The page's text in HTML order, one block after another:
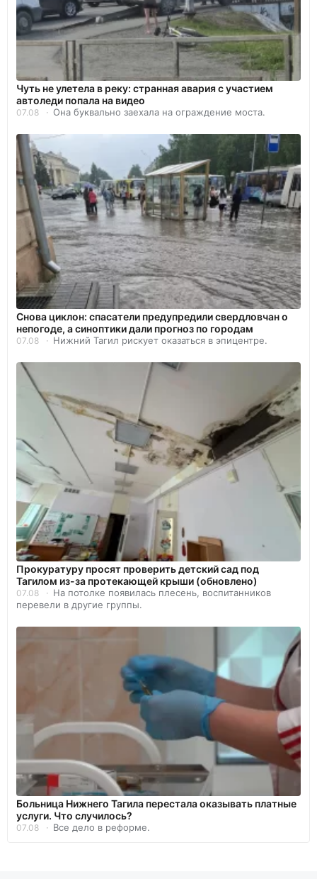
Чуть не улетела в реку: странная авария с участием
автоледи попала на видео
07.08 Она буквально заехала на ограждение моста.
Снова циклон: спасатели предупредили свердловчан о
непогоде, а синоптики дали прогноз по городам
07.08 Нижний Тагил рискует оказаться в эпицентре.
Прокуратуру просят проверить детский сад под
Тагилом из-за протекающей крыши (обновлено)
07.08
На потолке появилась плесень, воспитанников
перевели в другие группы.
Больница Нижнего Тагила перестала оказывать платные
услуги. Что случилось?
07.08 Все дело в реформе.